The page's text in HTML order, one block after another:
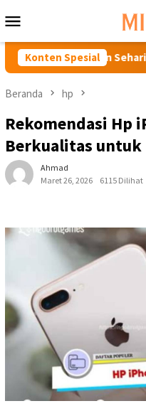
ke
kontenMobile
Konten Spesial
Sehari-hari
Beranda hp
Rekomendasi Hp
Berkualitas untuk
Ahmad
Maret 26, 2026
6115 Dilihat